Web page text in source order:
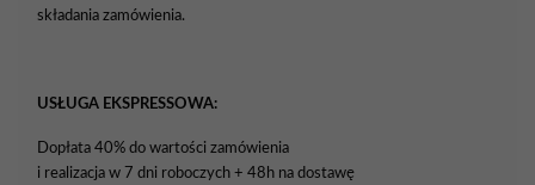
składania zamówienia.
USŁUGA EKSPRESSOWA:
Dopłata 40% do wartości zamówienia
i realizacja w 7 dni roboczych + 48h na dostawę